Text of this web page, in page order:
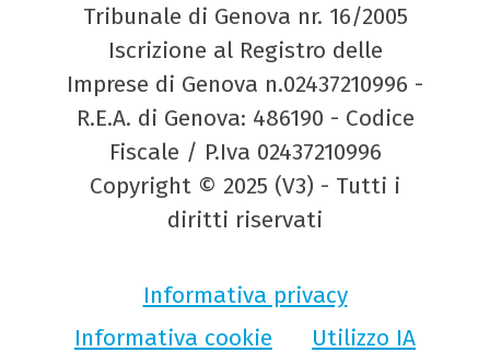
Tribunale di Genova nr. 16/2005
Iscrizione al Registro delle
Imprese di Genova n.02437210996 -
R.E.A. di Genova: 486190 - Codice
Fiscale / P.Iva 02437210996
Copyright © 2025 (V3) - Tutti i
diritti riservati
Informativa privacy
Informativa cookie
Utilizzo IA